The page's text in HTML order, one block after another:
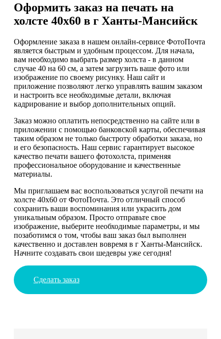
Оформить заказ на печать на
холсте 40х60 в г Ханты-Мансийск
Оформление заказа в нашем онлайн-сервисе ФотоПочта
является быстрым и удобным процессом. Для начала,
вам необходимо выбрать размер холста - в данном
случае 40 на 60 см, а затем загрузить ваше фото или
изображение по своему рисунку. Наш сайт и
приложение позволяют легко управлять вашим заказом
и настроить все необходимые детали, включая
кадрирование и выбор дополнительных опций.
Заказ можно оплатить непосредственно на сайте или в
приложении с помощью банковской карты, обеспечивая
таким образом не только быстроту обработки заказа, но
и его безопасность. Наш сервис гарантирует высокое
качество печати вашего фотохолста, применяя
профессиональное оборудование и качественные
материалы.
Мы приглашаем вас воспользоваться услугой печати на
холсте 40х60 от ФотоПочта. Это отличный способ
сохранить ваши воспоминания или украсить дом
уникальным образом. Просто отправьте свое
изображение, выберите необходимые параметры, и мы
позаботимся о том, чтобы ваш заказ был выполнен
качественно и доставлен вовремя в г Ханты-Мансийск.
Начните создавать свои шедевры уже сегодня!
Сделать заказ